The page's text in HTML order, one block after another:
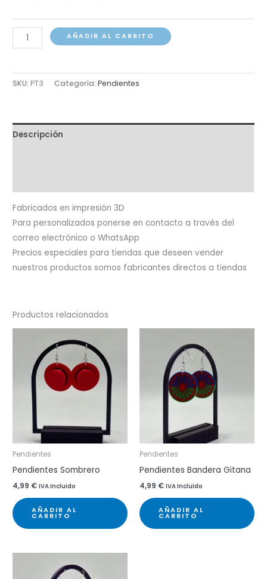
Pendientes
Bolas
Feria
AÑADIR AL CARRITO
SKU: PT3 Categoría:Pendientes
Descripción
Fabricados en impresión 3D
Para personalizados ponerse en contacto a través del
correo electrónico o WhatsApp
Precios especiales para tiendas que deseen vender
nuestros productos somos fabricantes directos a tiendas
Productos relacionados
Pendientes
Pendientes Sombrero
4,99 € IVA Incluido
AÑADIR AL
CARRITO
Pendientes
Pendientes Bandera Gitana
4,99 € IVA Incluido
AÑADIR AL
CARRITO